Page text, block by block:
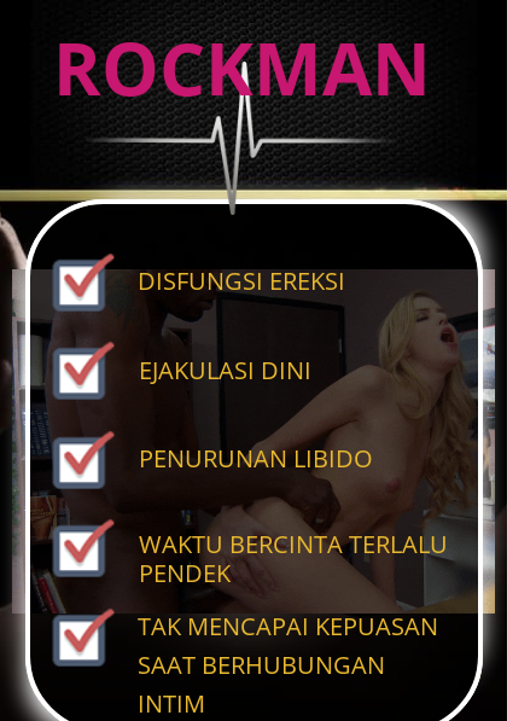
ROCKMAN
DISFUNGSI EREKSI
EJAKULASI DINI
PENURUNAN LIBIDO
WAKTU BERCINTA TERLALU
PENDEK
TAK MENCAPAI KEPUASAN
SAAT BERHUBUNGAN
INTIM